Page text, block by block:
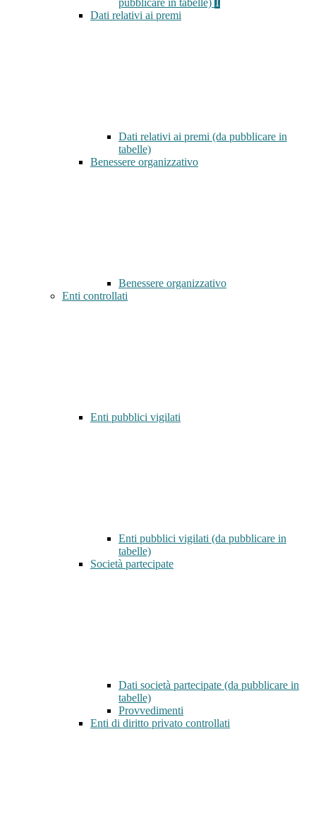
pubblicare in tabelle)
Dati relativi ai premi
Dati relativi ai premi (da pubblicare in
tabelle)
Benessere organizzativo
Benessere organizzativo
Enti controllati
Enti pubblici vigilati
Enti pubblici vigilati (da pubblicare in
tabelle)
Società partecipate
Dati società partecipate (da pubblicare in
tabelle)
Provvedimenti
Enti di diritto privato controllati